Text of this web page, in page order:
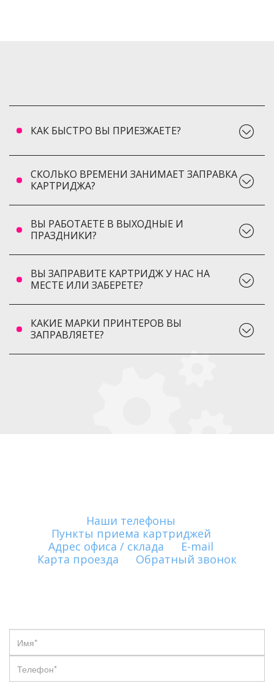
КАК БЫСТРО ВЫ ПРИЕЗЖАЕТЕ?
СКОЛЬКО ВРЕМЕНИ ЗАНИМАЕТ ЗАПРАВКА
КАРТРИДЖА?
ВЫ РАБОТАЕТЕ В ВЫХОДНЫЕ И
ПРАЗДНИКИ?
ВЫ ЗАПРАВИТЕ КАРТРИДЖ У НАС НА
МЕСТЕ ИЛИ ЗАБЕРЕТЕ?
КАКИЕ МАРКИ ПРИНТЕРОВ ВЫ
ЗАПРАВЛЯЕТЕ?
Наши телефоны
Пункты приема картриджей
Адрес офиса / склада
E-mail
Карта проезда
Обратный звонок